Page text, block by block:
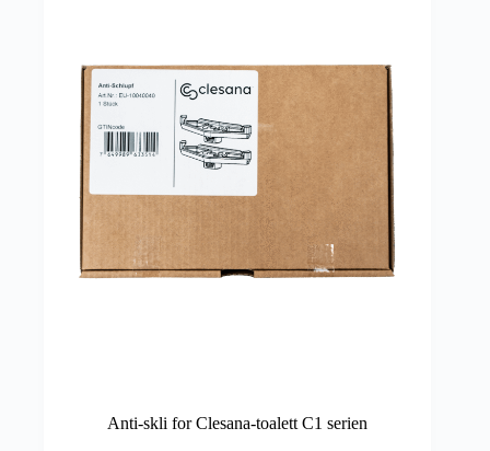
Anti-skli for Clesana-toalett C1 serien